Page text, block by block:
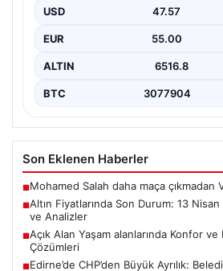
gelişmeler yatırımcıların
tutuyor. ABD…
USD 47.57
EUR 55.00
ALTIN 6516.8
BTC 3077904
Son Eklenen Haberler
■Mohamed Salah daha maça çıkmadan
■Altın Fiyatlarında Son Durum: 13
ve Analizler
■Açık Alan Yaşam alanlarında Konfor ve
Çözümleri
■Edirne’de CHP’den Büyük Ayrılık: